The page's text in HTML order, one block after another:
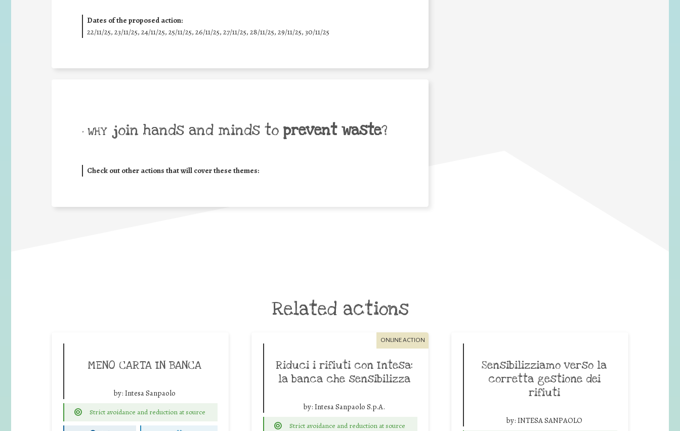
Dates of the proposed action:
22/11/25, 23/11/25, 24/11/25, 25/11/25, 26/11/25, 27/11/25, 28/11/25, 29/11/25, 30/11/25
• WHY join hands and minds to prevent waste?
Check out other actions that will cover these themes:
Related actions
MENO CARTA IN BANCA
by: Intesa Sanpaolo
Strict avoidance and reduction at source
ONLINE ACTION
Riduci i rifiuti con Intesa:
la banca che sensibilizza
by: Intesa Sanpaolo S.p.A.
Strict avoidance and reduction at source
Sensibilizziamo verso la
corretta gestione dei
rifiuti
by: INTESA SANPAOLO